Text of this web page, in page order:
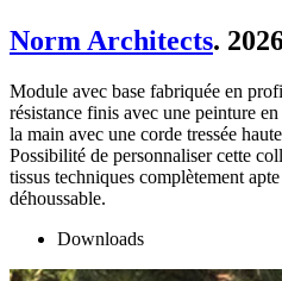
Norm Architects.
Module avec base fabriquée en
résistance finis avec une peinture
la main avec une corde tressée
Possibilité de personnaliser cette
tissus techniques complètement
déhoussable.
Downloads